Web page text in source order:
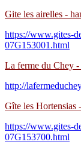
Gite les airelles -
https://www.gites-
07G153001.html
La ferme du Chey -
http://
Gîte les Hortensias
https://www.gites-
07G153700.html